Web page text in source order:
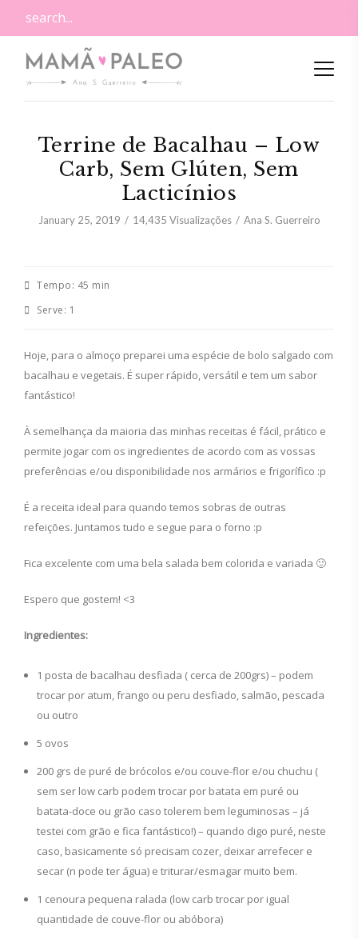
Terrine de Bacalhau – Low
Carb, Sem Glúten, Sem
Lacticínios
January 25, 2019 14,435 Visualizações Ana S. Guerreiro
Tempo: 45 min
Serve: 1
Hoje, para o almoço preparei uma espécie de bolo salgado com
bacalhau e vegetais. É super rápido, versátil e tem um sabor
fantástico!
À semelhança da maioria das minhas receitas é fácil, prático e
permite jogar com os ingredientes de acordo com as vossas
preferências e/ou disponibilidade nos armários e frigorífico :p
É a receita ideal para quando temos sobras de outras
refeições. Juntamos tudo e segue para o forno :p
Fica excelente com uma bela salada bem colorida e variada 🙂
Espero que gostem! <3
Ingredientes:
1 posta de bacalhau desfiada ( cerca de 200grs) – podem
trocar por atum, frango ou peru desfiado, salmão, pescada
ou outro
5 ovos
200 grs de puré de brócolos e/ou couve-flor e/ou chuchu (
sem ser low carb podem trocar por batata em puré ou
batata-doce ou grão caso tolerem bem leguminosas – já
testei com grão e fica fantástico!) – quando digo puré, neste
caso, basicamente só precisam cozer, deixar arrefecer e
secar (n pode ter água) e triturar/esmagar muito bem.
1 cenoura pequena ralada (low carb trocar por igual
quantidade de couve-flor ou abóbora)